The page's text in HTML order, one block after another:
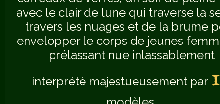
avec le clair de lune qui traverse la
travers les nuages et de la brume
envelopper le corps de jeunes
prélassant nue inlassablement
interprété majestueusement par